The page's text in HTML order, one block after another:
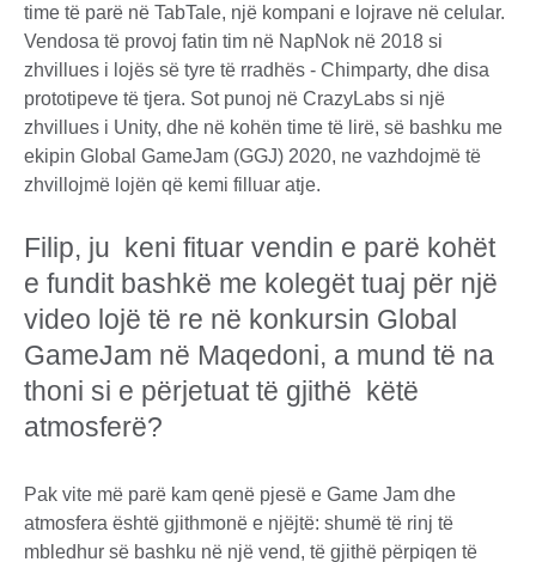
time të parë në TabTale, një kompani e lojrave në celular.
Vendosa të provoj fatin tim në NapNok në 2018 si
zhvillues i lojës së tyre të rradhës - Chimparty, dhe disa
prototipeve të tjera. Sot punoj në CrazyLabs si një
zhvillues i Unity, dhe në kohën time të lirë, së bashku me
ekipin Global GameJam (GGJ) 2020, ne vazhdojmë të
zhvillojmë lojën që kemi filluar atje.
Filip, ju keni fituar vendin e parë kohët
e fundit bashkë me kolegët tuaj për një
video lojë të re në konkursin Global
GameJam në Maqedoni, a mund të na
thoni si e përjetuat të gjithë këtë
atmosferë?
Pak vite më parë kam qenë pjesë e Game Jam dhe
atmosfera është gjithmonë e njëjtë: shumë të rinj të
mbledhur së bashku në një vend, të gjithë përpiqen të